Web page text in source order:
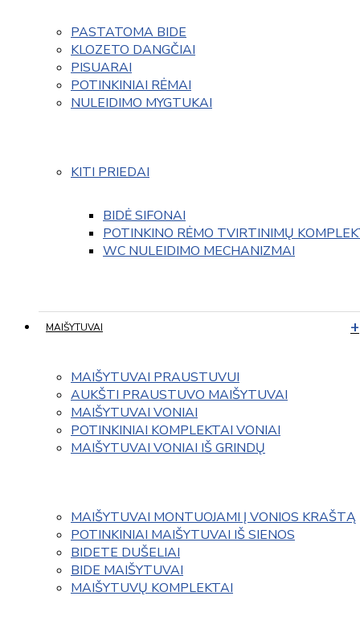
PASTATOMA BIDE
KLOZETO DANGČIAI
PISUARAI
POTINKINIAI RĖMAI
NULEIDIMO MYGTUKAI
KITI PRIEDAI
BIDĖ SIFONAI
POTINKINO RĖMO TVIRTINIMŲ
WC NULEIDIMO MECHANIZMAI
MAIŠYTUVAI
MAIŠYTUVAI PRAUSTUVUI
AUKŠTI PRAUSTUVO MAIŠYTUVAI
MAIŠYTUVAI VONIAI
POTINKINIAI KOMPLEKTAI VONIAI
MAIŠYTUVAI VONIAI IŠ GRINDŲ
MAIŠYTUVAI MONTUOJAMI Į VONIOS KRAŠTĄ
POTINKINIAI MAIŠYTUVAI IŠ SIENOS
BIDETE DUŠELIAI
BIDE MAIŠYTUVAI
MAIŠYTUVŲ KOMPLEKTAI